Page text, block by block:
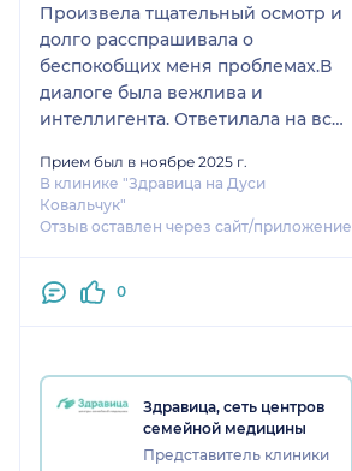
Произвела тщательный осмотр и
долго расспрашивала о
беспокобщих меня проблемах.В
диалоге была вежлива и
интеллигента. Ответилала на все
Назначила грамотное лечение и
дальнейшую стратегию действий.
В целом всё отлично . Есть
этого специалиста.
Прием был в ноябре 2025 г.
В клинике "Здравица на Дуси
Ковальчук"
Отзыв оставлен через сайт/приложение
0
Здравица, сеть центров
семейной медицины
Представитель клиники